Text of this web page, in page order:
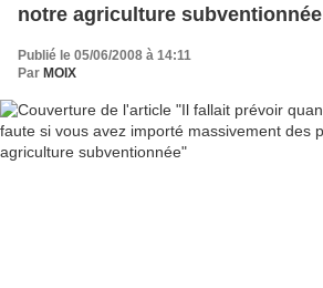
notre agriculture subventionnée
Publié le 05/06/2008 à 14:11
Par MOIX